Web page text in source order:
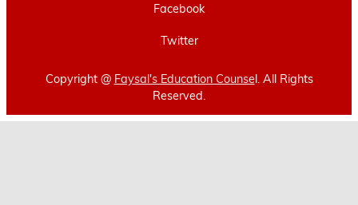
Facebook
Twitter
Copyright @ Faysal's Education Counsel. All Rights
Reserved.